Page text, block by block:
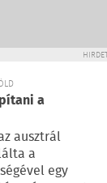
a
ausztrál
a
egy